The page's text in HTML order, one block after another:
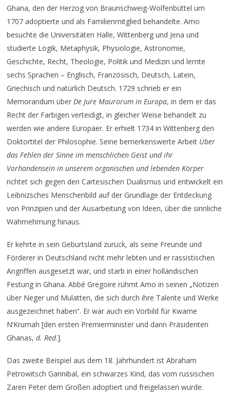
Ghana, den der Herzog von Braunschweig-Wolfenbüttel um
1707 adoptierte und als Familienmitglied behandelte. Amo
besuchte die Universitäten Halle, Wittenberg und Jena und
studierte Logik, Metaphysik, Physiologie, Astronomie,
Geschichte, Recht, Theologie, Politik und Medizin und lernte
sechs Sprachen – Englisch, Französisch, Deutsch, Latein,
Griechisch und natürlich Deutsch. 1729 schrieb er ein
Memorandum überDe Jure Maurorum in Europa, in dem er das
Recht der Farbigen verteidigt, in gleicher Weise behandelt zu
werden wie andere Europäer. Er erhielt 1734 in Wittenberg den
Doktortitel der Philosophie. Seine bemerkenswerte Arbeit Über
das Fehlen der Sinne im menschlichen Geist und ihr
Vorhandensein in unserem organischen und lebenden Körper
richtet sich gegen den Cartesischen Dualismus und entwickelt ein
Leibnizsches Menschenbild auf der Grundlage der Entdeckung
von Prinzipien und der Ausarbeitung von Ideen, über die sinnliche
Wahrnehmung hinaus.
Er kehrte in sein Geburtsland zurück, als seine Freunde und
Förderer in Deutschland nicht mehr lebten und er rassistischen
Angriffen ausgesetzt war, und starb in einer holländischen
Festung in Ghana. Abbé Gregoire rühmt Amo in seinen „Notizen
über Neger und Mulatten, die sich durch ihre Talente und Werke
ausgezeichnet haben“. Er war auch ein Vorbild für Kwame
N’Krumah [den ersten Premierminister und dann Präsidenten
Ghanas,d. Red.].
Das zweite Beispiel aus dem 18. Jahrhundert ist Abraham
Petrowitsch Gannibal, ein schwarzes Kind, das vom russischen
Zaren Peter dem Großen adoptiert und freigelassen wurde.